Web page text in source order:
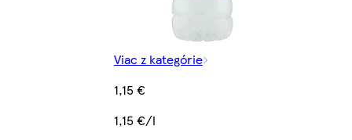
Viac z kategórie
1,15 €
1,15 €/l